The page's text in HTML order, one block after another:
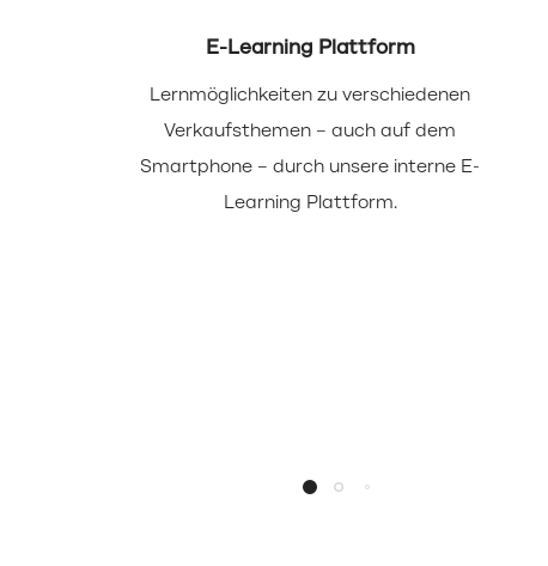
E-Learning Plattform
Lernmöglichkeiten zu verschiedenen
Verkaufsthemen – auch auf dem
Smartphone – durch unsere interne E-
Learning Plattform.